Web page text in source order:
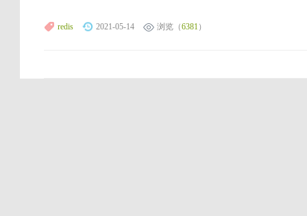
redis 2021-05-14 浏览（6381）